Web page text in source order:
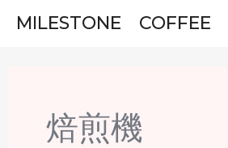
MILESTONE COFFEE
焙煎機